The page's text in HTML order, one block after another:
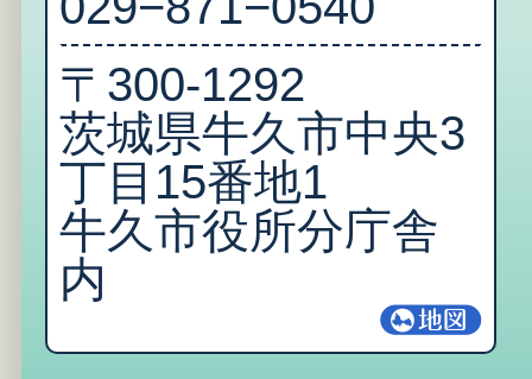
〒300‐1292
茨城県牛久市中央3
丁目15番地1
牛久市役所分庁舎
内